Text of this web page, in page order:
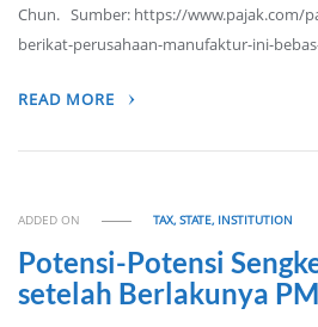
Chun. Sumber: https://www.pajak.com/
berikat-perusahaan-manufaktur-ini-
READ MORE
ADDED ON TAX, STATE, INSTITUTION
Potensi-Potensi
setelah Berlakunya